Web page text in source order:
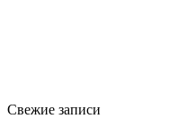
Свежие записи